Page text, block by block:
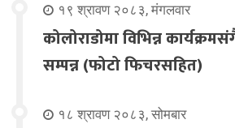
१९ श्रावण २०८३, मंगलवार
कोलोराडोमा विभिन्न
सम्पन्न (फोटो फिचरसहित)
१८ श्रावण २०८३, सोमबार